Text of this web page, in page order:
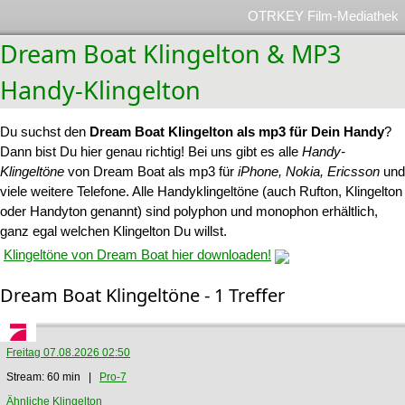
OTRKEY Film-Mediathek
Dream Boat Klingelton & MP3
Handy-Klingelton
Du suchst den Dream Boat Klingelton als mp3 für Dein Handy?
Dann bist Du hier genau richtig! Bei uns gibt es alle Handy-
Klingeltöne von Dream Boat als mp3 für iPhone, Nokia, Ericsson und
viele weitere Telefone. Alle Handyklingeltöne (auch Rufton, Klingelton
oder Handyton genannt) sind polyphon und monophon erhältlich,
ganz egal welchen Klingelton Du willst.
Klingeltöne von Dream Boat hier downloaden!
Dream Boat Klingeltöne - 1 Treffer
Freitag 07.08.2026 02:50
Stream: 60 min |
Pro-7
Ähnliche Klingelton